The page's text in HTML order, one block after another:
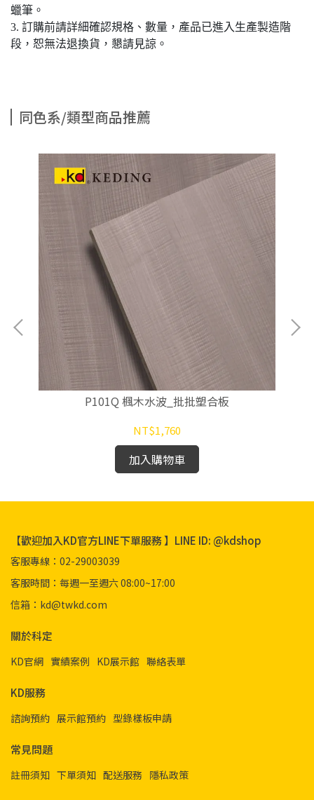
蠟筆。
3. 訂購前請詳細確認規格、數量，產品已進入生產製造階
段，恕無法退換貨，懇請見諒。
同色系/類型商品推薦
P101Q 楓木水波_批批塑合板
NT$1,760
加入購物車
【歡迎加入KD官方LINE下單服務 】LINE ID: @kdshop
客服專線：02-29003039
客服時間：每週一至週六 08:00~17:00
信箱：kd@twkd.com
關於科定
KD官網 實績案例 KD展示館 聯絡表單
KD服務
諮詢預約 展示館預約 型錄樣板申請
常見問題
註冊須知 下單須知 配送服務 隱私政策